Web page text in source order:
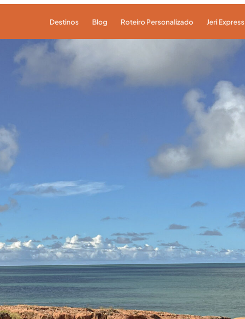
Destinos Blog Roteiro Personalizado Jeri Express